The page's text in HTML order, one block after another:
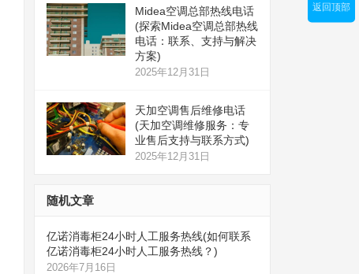
Midea空调总部热线电话
(探索Midea空调总部热线
电话：联系、支持与解决
方案)
2025年12月31日
天加空调售后维修电话
(天加空调维修服务：专
业售后支持与联系方式)
2025年12月31日
随机文章
亿诺消毒柜24小时人工服务热线(如何联系
亿诺消毒柜24小时人工服务热线？)
2026年7月16日
返回顶部